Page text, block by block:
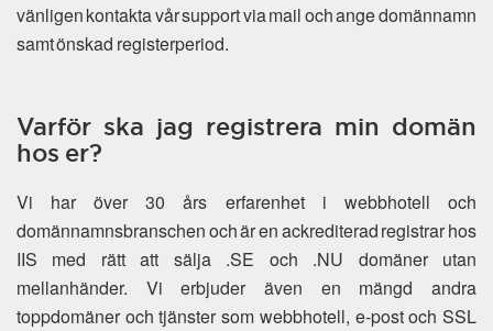
vänligen kontakta vår support via mail och ange domännamn
samt önskad registerperiod.
Varför ska jag registrera min domän
hos er?
Vi har över 30 års erfarenhet i webbhotell och
domännamnsbranschen och är en ackrediterad registrar hos
IIS med rätt att sälja .SE och .NU domäner utan
mellanhänder. Vi erbjuder även en mängd andra
toppdomäner och tjänster som webbhotell, e-post och SSL